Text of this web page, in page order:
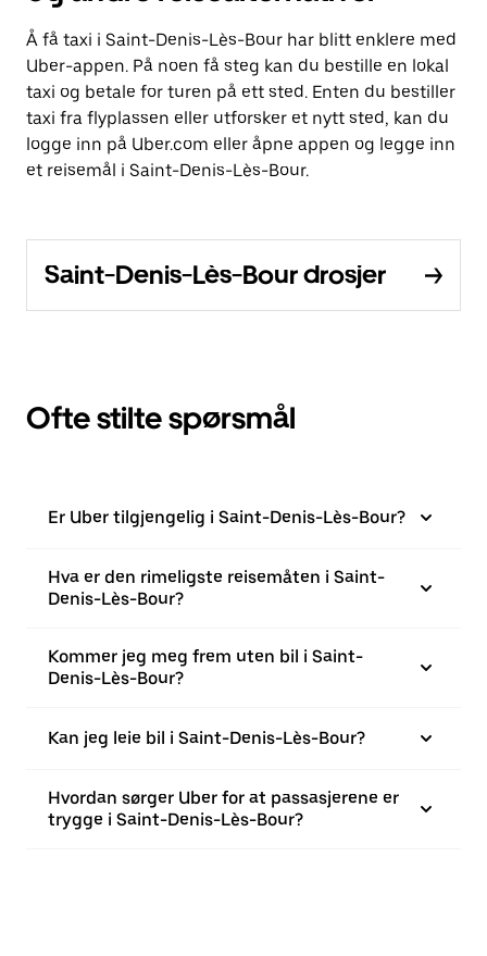
Å få taxi i Saint-Denis-Lès-Bour har blitt enklere med
Uber-appen. På noen få steg kan du bestille en lokal
taxi og betale for turen på ett sted. Enten du bestiller
taxi fra flyplassen eller utforsker et nytt sted, kan du
logge inn på Uber.com eller åpne appen og legge inn
et reisemål i Saint-Denis-Lès-Bour.
Saint-Denis-Lès-Bour drosjer
Ofte stilte spørsmål
Er Uber tilgjengelig i Saint-Denis-Lès-Bour?
Hva er den rimeligste reisemåten i Saint-
Denis-Lès-Bour?
Kommer jeg meg frem uten bil i Saint-
Denis-Lès-Bour?
Kan jeg leie bil i Saint-Denis-Lès-Bour?
Hvordan sørger Uber for at passasjerene er
trygge i Saint-Denis-Lès-Bour?